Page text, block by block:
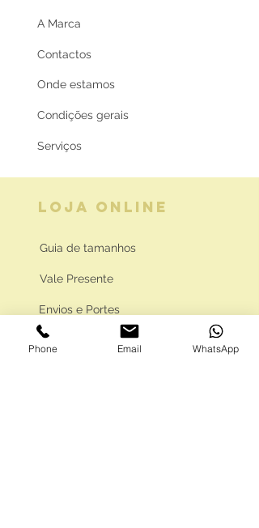
A Marca
Contactos
Onde estamos
Condições gerais
Serviços
LOJA ONLINE
Guia de tamanhos
Vale Presente
Envios e Portes
Marcas legais
Phone Email WhatsApp